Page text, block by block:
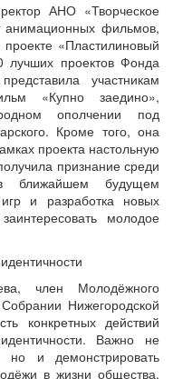
АНО «Творческое
анимационных фильмов,
проекте «Пластилиновый
лучших проектов Фонда
участникам
«Купно заедино»,
ополчении под
Кроме того, она
проекта настольную
признание среди
ближайшем будущем
и разработка новых
молодое
член Молодёжного
Нижегородской
конкретных действий
Важно не
но и демонстрировать
в жизни общества,